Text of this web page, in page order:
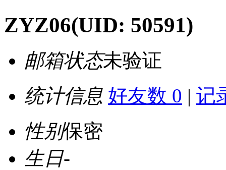
ZYZ06(UID: 50591)
邮箱状态未验证
统计信息 好友数 0 | 记
性别保密
生日-